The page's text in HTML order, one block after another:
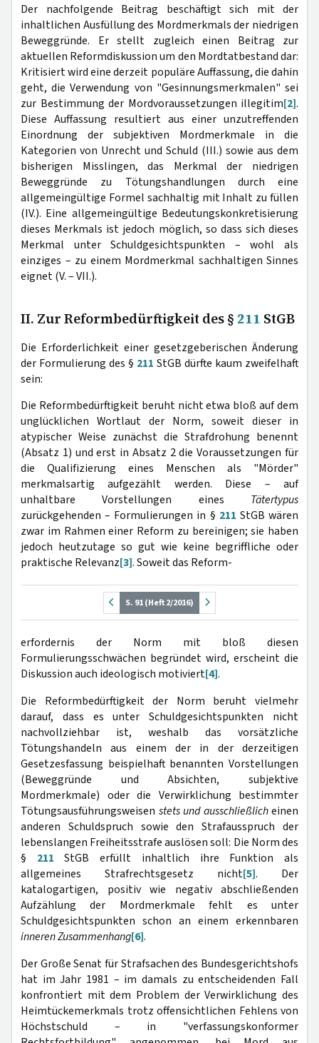
Der nachfolgende Beitrag beschäftigt sich mit der
inhaltlichen Ausfüllung des Mordmerkmals der niedrigen
Beweggründe. Er stellt zugleich einen Beitrag zur
aktuellen Reformdiskussion um den Mordtatbestand dar:
Kritisiert wird eine derzeit populäre Auffassung, die dahin
geht, die Verwendung von "Gesinnungsmerkmalen" sei
zur Bestimmung der Mordvoraussetzungen illegitim[2].
Diese Auffassung resultiert aus einer unzutreffenden
Einordnung der subjektiven Mordmerkmale in die
Kategorien von Unrecht und Schuld (III.) sowie aus dem
bisherigen Misslingen, das Merkmal der niedrigen
Beweggründe zu Tötungshandlungen durch eine
allgemeingültige Formel sachhaltig mit Inhalt zu füllen
(IV.). Eine allgemeingültige Bedeutungskonkretisierung
dieses Merkmals ist jedoch möglich, so dass sich dieses
Merkmal unter Schuldgesichtspunkten – wohl als
einziges – zu einem Mordmerkmal sachhaltigen Sinnes
eignet (V. – VII.).
II. Zur Reformbedürftigkeit des § 211 StGB
Die Erforderlichkeit einer gesetzgeberischen Änderung
der Formulierung des § 211 StGB dürfte kaum zweifelhaft
sein:
Die Reformbedürftigkeit beruht nicht etwa bloß auf dem
unglücklichen Wortlaut der Norm, soweit dieser in
atypischer Weise zunächst die Strafdrohung benennt
(Absatz 1) und erst in Absatz 2 die Voraussetzungen für
die Qualifizierung eines Menschen als "Mörder"
merkmalsartig aufgezählt werden. Diese – auf
unhaltbare Vorstellungen eines Tätertypus
zurückgehenden – Formulierungen in § 211 StGB wären
zwar im Rahmen einer Reform zu bereinigen; sie haben
jedoch heutzutage so gut wie keine begriffliche oder
praktische Relevanz[3]. Soweit das Reform-
S. 91 (Heft 2/2016)
erfordernis der Norm mit bloß diesen
Formulierungsschwächen begründet wird, erscheint die
Diskussion auch ideologisch motiviert[4].
Die Reformbedürftigkeit der Norm beruht vielmehr
darauf, dass es unter Schuldgesichtspunkten nicht
nachvollziehbar ist, weshalb das vorsätzliche
Tötungshandeln aus einem der in der derzeitigen
Gesetzesfassung beispielhaft benannten Vorstellungen
(Beweggründe und Absichten, subjektive
Mordmerkmale) oder die Verwirklichung bestimmter
Tötungsausführungsweisen stets und ausschließlicheinen
anderen Schuldspruch sowie den Strafausspruch der
lebenslangen Freiheitsstrafe auslösen soll: Die Norm des
§ 211 StGB erfüllt inhaltlich ihre Funktion als
allgemeines Strafrechtsgesetz nicht[5]. Der
katalogartigen, positiv wie negativ abschließenden
Aufzählung der Mordmerkmale fehlt es unter
Schuldgesichtspunkten schon an einem erkennbaren
inneren Zusammenhang[6].
Der Große Senat für Strafsachen des Bundesgerichtshofs
hat im Jahr 1981 – im damals zu entscheidenden Fall
konfrontiert mit dem Problem der Verwirklichung des
Heimtückemerkmals trotz offensichtlichen Fehlens von
Höchstschuld – in "verfassungskonformer